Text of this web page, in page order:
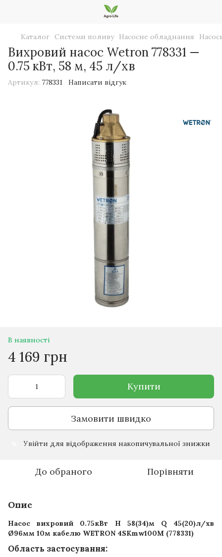
Каталог Системи поливу Насосне обладнання
Вихровий насос Wetron 778331 —
0.75 кВт, 58 м, 45 л/хв
Артикул: 778331 Написати відгук
В наявності
4 169 грн
Купити
Замовити швидко
Увійти для відображення накопичувальної знижки
До обраного Порівняти
Опис
Насос вихровий 0.75кВт H 58(34)м Q 45(20)л/хв
Ø96мм 10м кабелю WETRON 4SKmw100M (778331)
Область застосування: